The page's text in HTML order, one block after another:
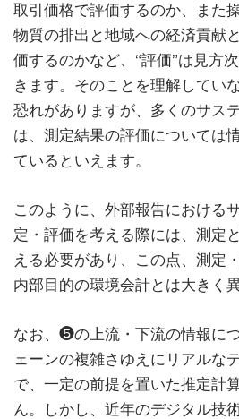
取引価格で評価するのか、また
物質の排出と地域への経済貢献
価するのかなど、“評価”は見方
きます。そのことを理解してい
恐れがありますが、多くのサス
は、測定結果の評価については
ているといえます。
このように、外部報告における
定・評価を考える際には、測定
える必要があり、この点、測定
内部目的の環境会計とは大きく
なお、❺の上流・下流の情報に
ェーンの複雑さゆえにリアルな
で、一定の前提を置いた推定計
ん。しかし、近年のデジタル技